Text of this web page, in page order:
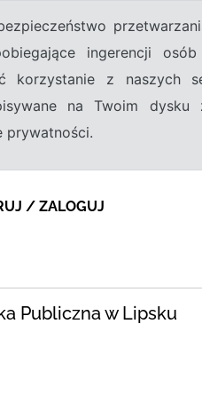
ingerencji
korzystanie z naszych
na Twoim dysku
prywatności.
/ ZALOGUJ
Publiczna w Lipsku